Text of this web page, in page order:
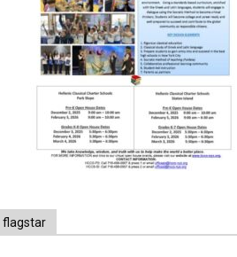
flagstar